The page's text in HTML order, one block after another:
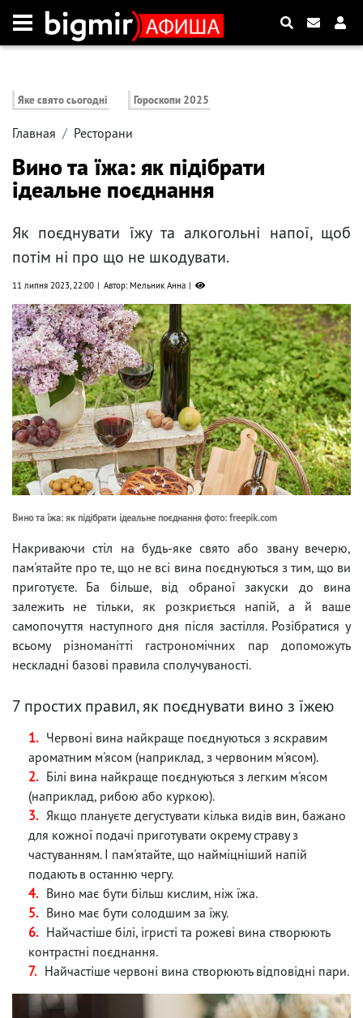
Яке свято сьогодні Гороскопи 2025
Главная Ресторани
Вино та їжа: як підібрати
ідеальне поєднання
Як поєднувати їжу та алкогольні напої, щоб
потім ні про що не шкодувати.
11 липня 2023, 22:00 Автор: Мельник Анна
Вино та їжа: як підібрати ідеальне поєднання фото: freepik.com
Накриваючи стіл на будь-яке свято або звану вечерю,
пам'ятайте про те, що не всі вина поєднуються з тим, що ви
приготуєте. Ба більше, від обраної закуски до вина
залежить не тільки, як розкриється напій, а й ваше
самопочуття наступного дня після застілля. Розібратися у
всьому різноманітті гастрономічних пар допоможуть
нескладні базові правила сполучуваності.
7 простих правил, як поєднувати вино з їжею
Червоні вина найкраще поєднуються з яскравим
ароматним м'ясом (наприклад, з червоним м'ясом).
Білі вина найкраще поєднуються з легким м'ясом
(наприклад, рибою або куркою).
Якщо плануєте дегустувати кілька видів вин, бажано
для кожної подачі приготувати окрему страву з
частуванням. І пам'ятайте, що найміцніший напій
подають в останню чергу.
Вино має бути більш кислим, ніж їжа.
Вино має бути солодшим за їжу.
Найчастіше білі, ігристі та рожеві вина створюють
контрастні поєднання.
Найчастіше червоні вина створюють відповідні пари.